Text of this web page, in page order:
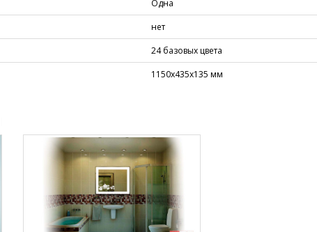
Одна
нет
24 базовых цвета
1150х435х135 мм